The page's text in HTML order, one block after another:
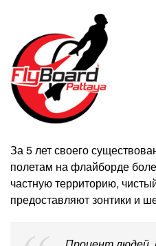
За 5 лет своего
полетам на флайборде
частную территорию,
предоставляют зонтики и